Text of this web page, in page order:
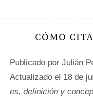
CÓMO
Publicado por Julián
Actualizado el 18 de
es, definición y